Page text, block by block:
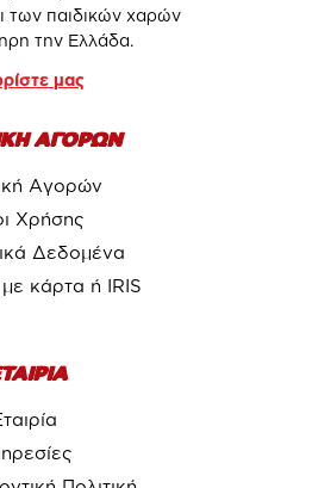
των παιδικών χαρών
την Ελλάδα.
μας
ΑΓΟΡΩΝ
Αγορών
Χρήσης
Δεδομένα
κάρτα ή IRIS